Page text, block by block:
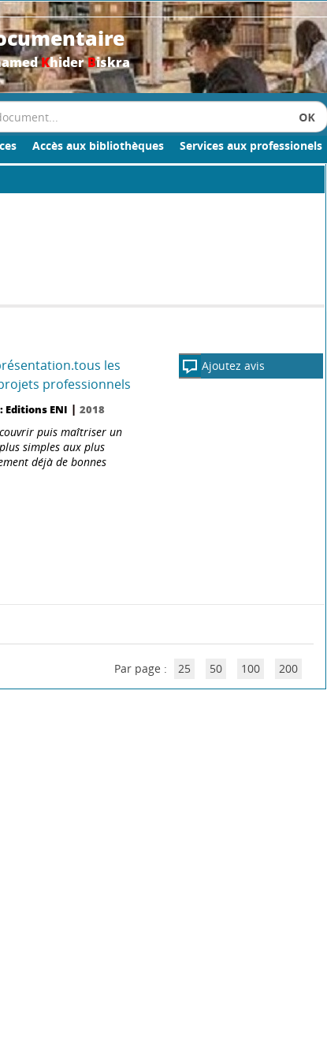
KhiderBiskra
Accès aux bibliothèques Services aux professionels
les
professionnels
Editions ENI | 2018
puis maîtriser un
simples aux plus
déjà de bonnes
Ajoutez avis
Par page : 25 50 100 200